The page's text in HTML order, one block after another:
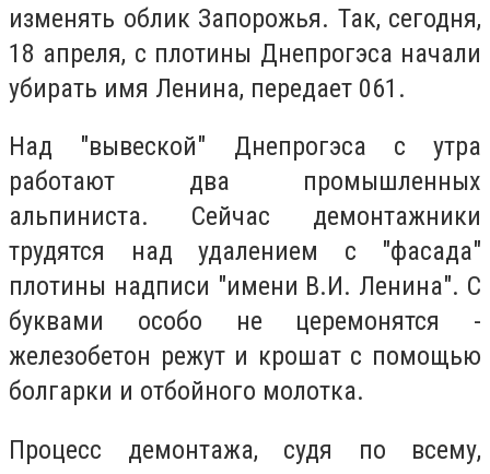
изменять облик Запорожья. Так, сегодня,
18 апреля, с плотины Днепрогэса начали
убирать имя Ленина, передает 061.
Над "вывеской" Днепрогэса с утра
работают два промышленных
альпиниста. Сейчас демонтажники
трудятся над удалением с "фасада"
плотины надписи "имени В.И. Ленина". С
буквами особо не церемонятся -
железобетон режут и крошат с помощью
болгарки и отбойного молотка.
Процесс демонтажа, судя по всему,